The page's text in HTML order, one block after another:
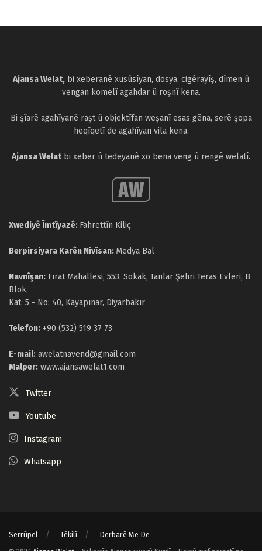
Ajansa Welat, bi xeberanê xusûsîyan, dosya, cigêrayîş, dîmen û
vengan komelî agahdar û roşnî kena.
Bi şîarê agahîyanê raşt û objektîfan weşanî esas gêna, serê şopa
heqîqetî de agahîyan vila kena.
Ajansa Welatbi xeber û tedeyanê xo bena veng û rengê welatî.
Xwediyê Îmtîyazê: Fahrettîn Kiliç
Berpirsiyara Karên Nivîsan: Medya Bal
Navnîşan: Fırat Mahallesi, 553. Sokak, Tanlar Şehri Teras Evleri, B
Blok,
Kat: 5 - No: 40, Kayapınar, Diyarbakır
Telefon: +90 (532) 519 37 73
E-mail: awelatnavend@gmail.com
Malper: www.ajansawelat1.com
Twitter
Youtube
Instagram
Whatsapp
Serrûpel Têkilî Derbarê Me De
© 2024Ajansa Welat● Yekemîn Ajansa xwerû Kurdî ● Hemû maf parastî ne